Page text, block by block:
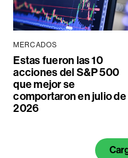
MERCADOS
Estas fueron las 10
acciones del S&P 500
que mejor se
comportaron en julio de
2026